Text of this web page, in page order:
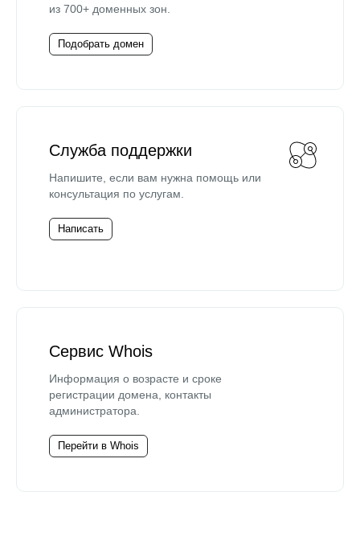
из 700+ доменных зон.
Подобрать домен
Служба поддержки
Напишите, если вам нужна помощь или
консультация по услугам.
Написать
Сервис Whois
Информация о возрасте и сроке
регистрации домена, контакты
администратора.
Перейти в Whois